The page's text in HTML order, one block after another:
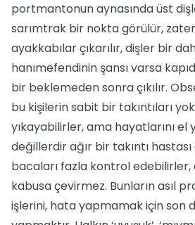
portmantonun aynasında üst
sarımtrak bir nokta görülür,
ayakkabılar çıkarılır, dişler bir
hanımefendinin şansı varsa
bir beklemeden sonra çıkılır.
bu kişilerin sabit bir takıntıları
yıkayabilirler, ama hayatlarını el
değillerdir ağır bir takıntı hastası
bacaları fazla kontrol edebilirler,
kabusa çevirmez. Bunların asıl
işlerini, hata yapmamak için son